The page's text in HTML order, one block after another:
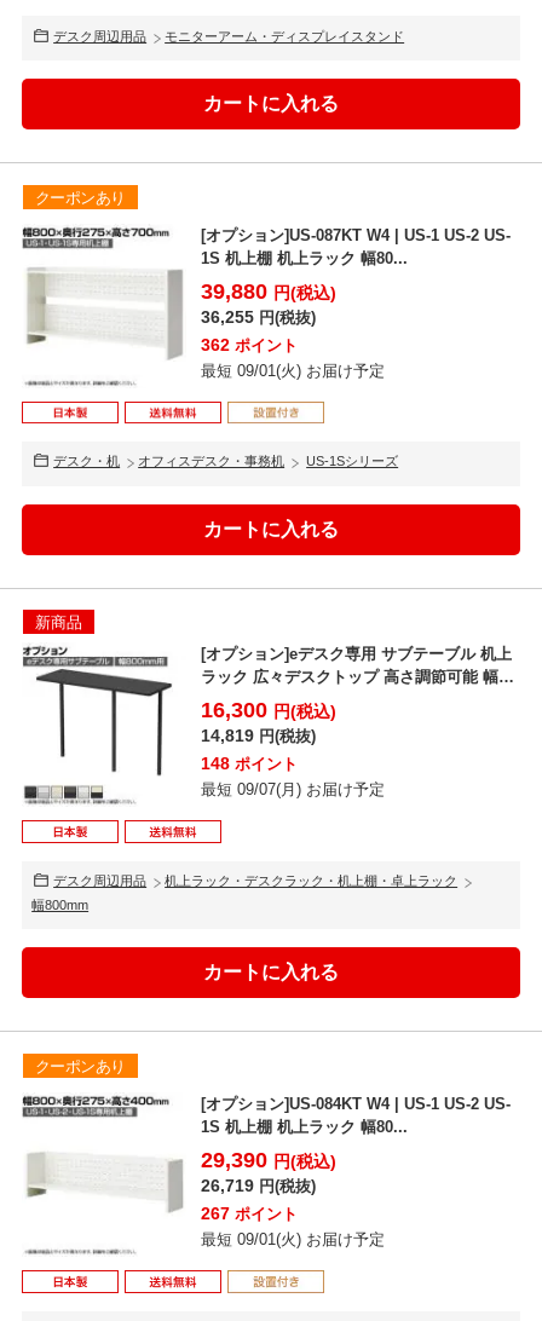
デスク周辺用品 モニターアーム・ディスプレイスタンド
クーポンあり
[オプション]US-087KT W4 | US-1 US-2 US-
1S 机上棚 机上ラック 幅80...
39,880 円(税込)
36,255 円(税抜)
362 ポイント
最短 09/01(火) お届け予定
デスク・机 オフィスデスク・事務机 US-1Sシリーズ
新商品
[オプション]eデスク専用 サブテーブル 机上
ラック 広々デスクトップ 高さ調節可能 幅
800mm用
16,300 円(税込)
14,819 円(税抜)
148 ポイント
最短 09/07(月) お届け予定
デスク周辺用品
机上ラック・デスクラック・机上棚・卓上ラック
幅800mm
クーポンあり
[オプション]US-084KT W4 | US-1 US-2 US-
1S 机上棚 机上ラック 幅80...
29,390 円(税込)
26,719 円(税抜)
267 ポイント
最短 09/01(火) お届け予定